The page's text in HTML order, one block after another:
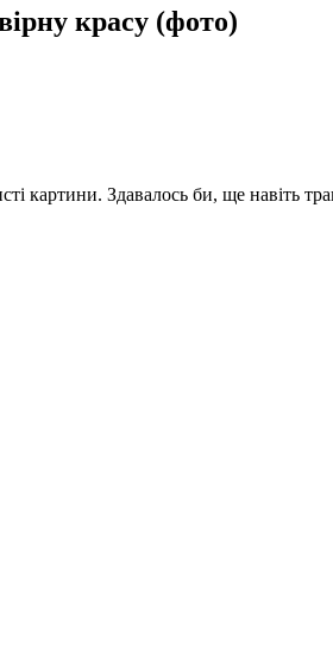
красу (фото)
картини. Здавалось би, ще навіть